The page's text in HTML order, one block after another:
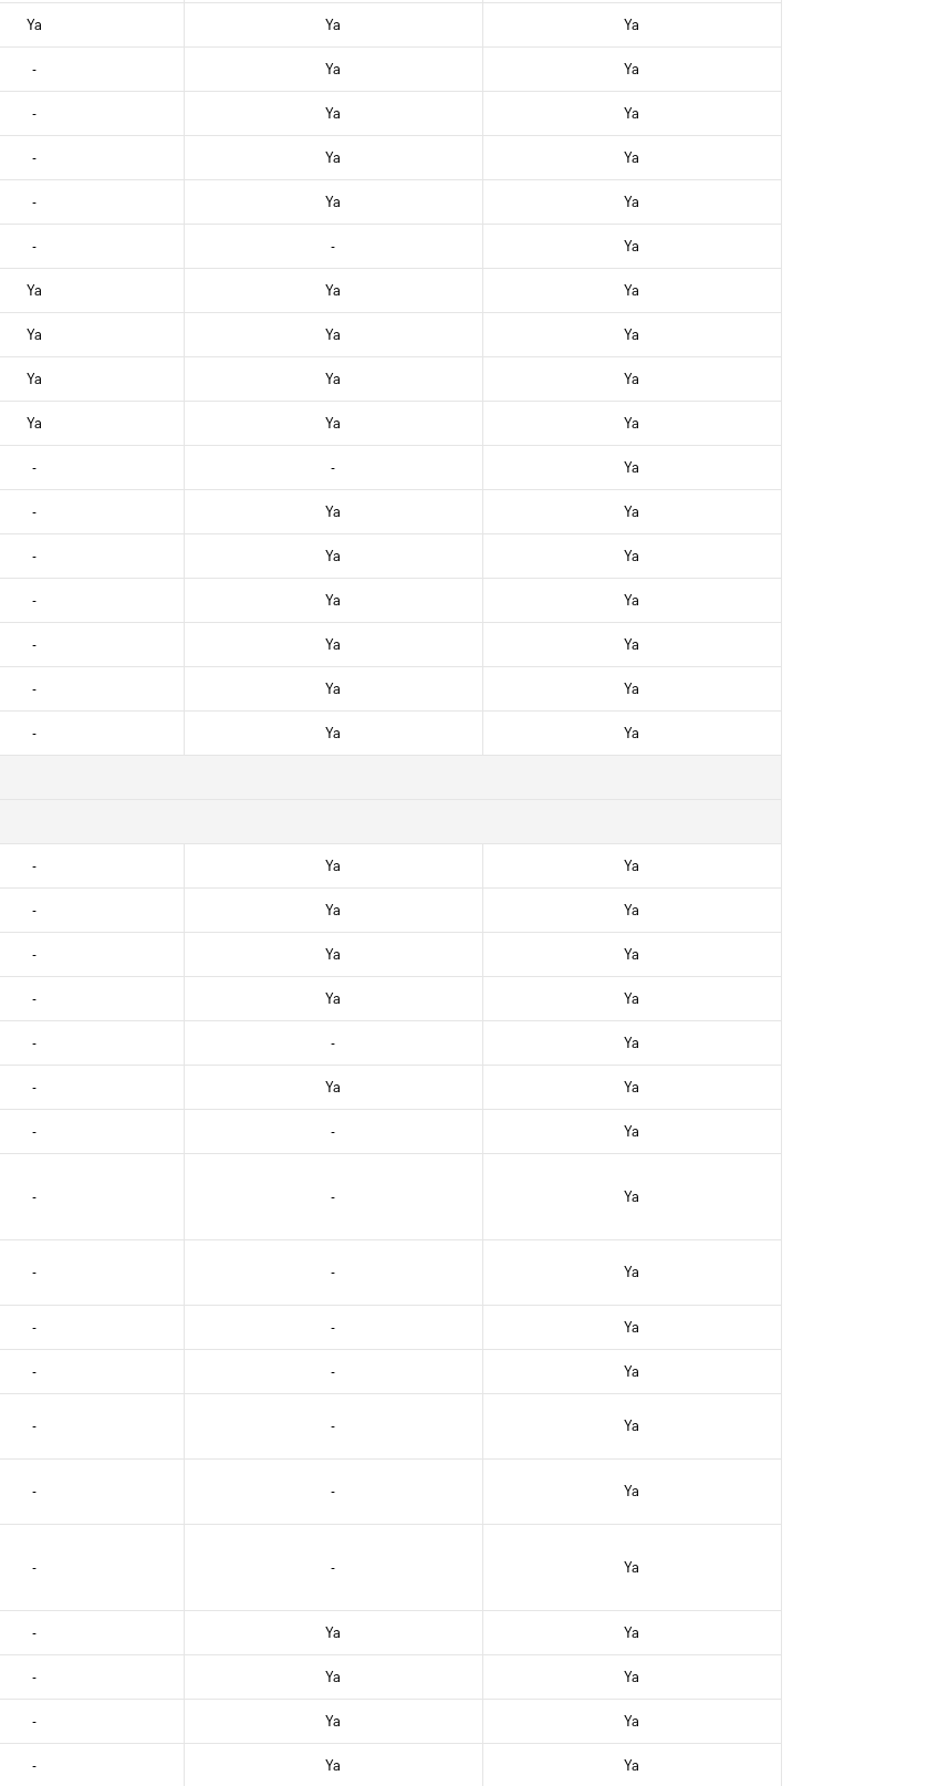
Ya Ya Ya
- Ya Ya
- Ya Ya
- Ya Ya
- Ya Ya
- - Ya
Ya Ya Ya
Ya Ya Ya
Ya Ya Ya
Ya Ya Ya
- - Ya
- Ya Ya
- Ya Ya
- Ya Ya
- Ya Ya
- Ya Ya
- Ya Ya
- Ya Ya
- Ya Ya
- Ya Ya
- Ya Ya
- - Ya
- Ya Ya
- - Ya
- - Ya
- - Ya
- - Ya
- - Ya
- - Ya
- - Ya
- - Ya
- Ya Ya
- Ya Ya
- Ya Ya
- Ya Ya